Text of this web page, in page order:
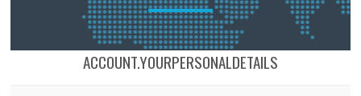
ACCOUNT.YOURPERSONALDETAILS